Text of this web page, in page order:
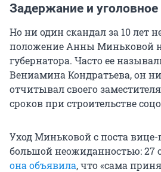
Задержание и уголовное
Но ни один скандал за 10 лет
положение Анны Миньковой
губернатора. Часто ее
Вениамина Кондратьева, он
отчитывал своего
сроков при строительстве
Уход Миньковой с поста вице-
большой неожиданностью: 27
она объявила, что «сама